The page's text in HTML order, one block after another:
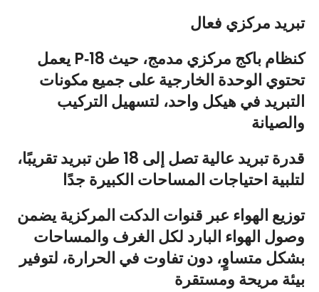
تبريد مركزي فعال
يعمل P‑18 كنظام باكج مركزي مدمج، حيث
تحتوي الوحدة الخارجية على جميع مكونات
التبريد في هيكل واحد، لتسهيل التركيب
والصيانة
قدرة تبريد عالية تصل إلى 18 طن تبريد تقريبًا،
لتلبية احتياجات المساحات الكبيرة جدًا
توزيع الهواء عبر قنوات الدكت المركزية يضمن
وصول الهواء البارد لكل الغرف والمساحات
بشكل متساوٍ، دون تفاوت في الحرارة، لتوفير
بيئة مريحة ومستقرة